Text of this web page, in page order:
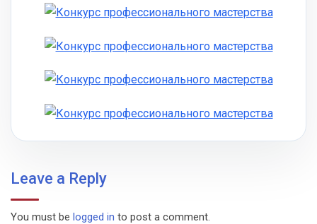
Leave a Reply
You must be logged in to post a comment.